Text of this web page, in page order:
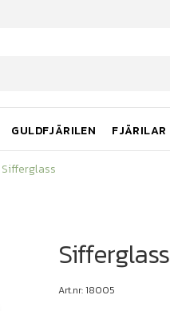
GULDFJÄRILEN FJÄRILAR
Sifferglass
Sifferglass
Art.nr: 18005